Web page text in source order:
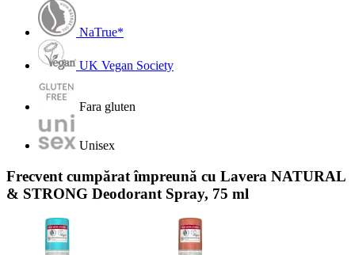
NaTrue*
UK Vegan Society
Fara gluten
Unisex
Frecvent cumpărat împreună cu Lavera NATURAL
& STRONG Deodorant Spray, 75 ml